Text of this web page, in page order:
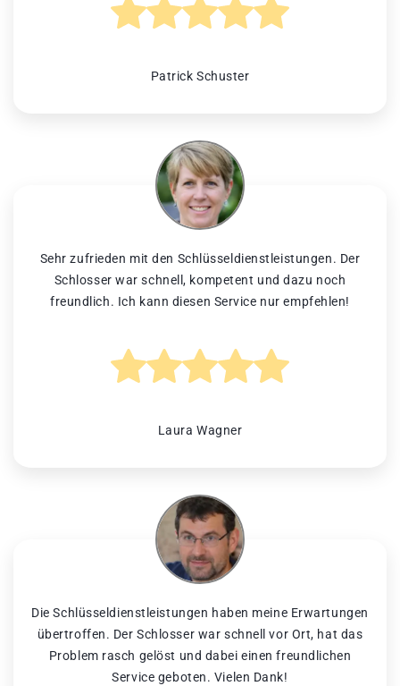
Patrick Schuster
Sehr zufrieden mit den Schlüsseldienstleistungen. Der
Schlosser war schnell, kompetent und dazu noch
freundlich. Ich kann diesen Service nur empfehlen!
Laura Wagner
Die Schlüsseldienstleistungen haben meine Erwartungen
übertroffen. Der Schlosser war schnell vor Ort, hat das
Problem rasch gelöst und dabei einen freundlichen
Service geboten. Vielen Dank!